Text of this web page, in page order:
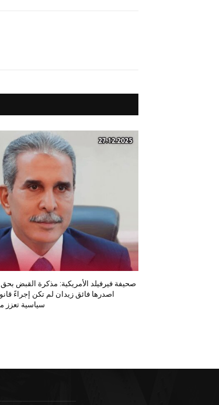
صحيفة فيرفيلد الأمريكية: مذكرة القبض
اصدرها فائق زيدان لم تكن إجراءً
سياسية تعزز